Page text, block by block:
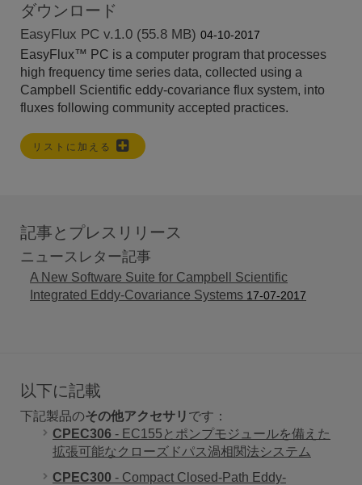
ダウンロード
EasyFlux PC v.1.0 (55.8 MB) 04-10-2017
EasyFlux™ PC is a computer program that processes
high frequency time series data, collected using a
Campbell Scientific eddy-covariance flux system, into
fluxes following community accepted practices.
リストに加える
記事とプレスリリース
ニュースレター記事
A New Software Suite for Campbell Scientific
Integrated Eddy-Covariance Systems 17-07-2017
以下に記載
下記製品のその他アクセサリ です：
CPEC306 - EC155とポンプモジュールを備えた
拡張可能なクローズドパス渦相関法システム
CPEC300 - Compact Closed-Path Eddy-